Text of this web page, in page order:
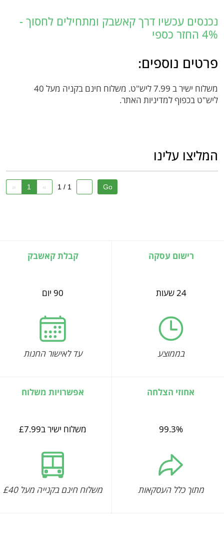
נכנסים עכשיו דרך קאשבק ומתחילים לחסוך -
4% החזר כספי
פרטים נוספים:
משלוח ישיר ב 7.99 ליש"ט. משלוח חינם בקניה מעל 40
ליש"ט בכפוף למדיניות האתר.
המליצו עלינו
« 1 » 1 / 1
רישום עסקה
24 שעות
בממוצע
קבלת קאשבק
90 יום
עד לאישור החנות
אחוזי הצלחה
99.3%
מתוך כלל העסקאות
אפשרויות משלוח
משלוח ישיר ב£7.99
משלוח חינם בקנייה מעל £40